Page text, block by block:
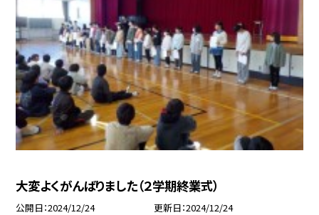
大変よくがんばりました（２学期終業式）
公開日 2024/12/24 更新日 2024/12/24